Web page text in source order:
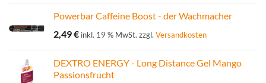
Powerbar Caffeine Boost - der Wachmacher
2,49€ inkl. 19 % MwSt. zzgl. Versandkosten
DEXTRO ENERGY - Long Distance Gel Mango
Passionsfrucht